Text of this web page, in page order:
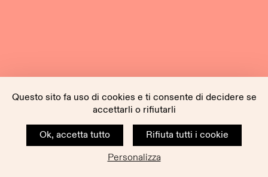
Questo sito fa uso di cookies e ti consente di decidere se
accettarli o rifiutarli
Ok, accetta tutto
Rifiuta tutti i cookie
Personalizza